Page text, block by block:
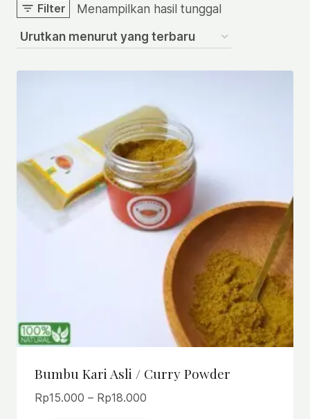
Filter Menampilkan hasil tunggal
Bumbu Kari Asli / Curry Powder
Rp15.000 – Rp18.000Rentang